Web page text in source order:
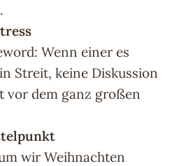
Wenn einer es
Streit, keine Diskussion
vor dem ganz großen
wir Weihnachten